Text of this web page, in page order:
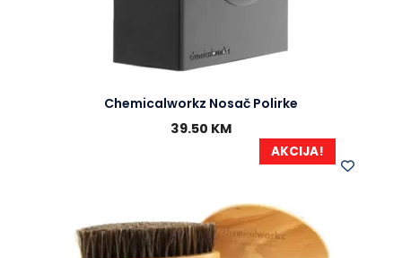
Chemicalworkz Nosač Polirke
39.50 KM
AKCIJA!